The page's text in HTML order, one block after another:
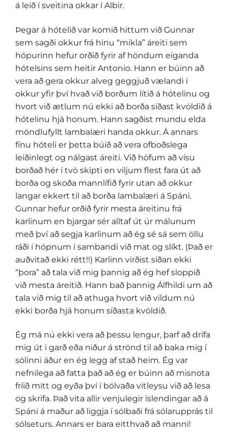
á leið í sveitina okkar í Albir.
Þegar á hótelið var komið hittum við Gunnar
sem sagði okkur frá hinu “mikla” áreiti sem
hópurinn hefur orðið fyrir af höndum eiganda
hótelsins sem heitir Antonio. Hann er búinn að
vera að gera okkur alveg geggjuð vælandi í
okkur yfir því hvað við borðum lítið á hótelinu og
hvort við ætlum nú ekki að borða síðast kvöldið á
hótelinu hjá honum. Hann sagðist mundu elda
möndlufyllt lambalæri handa okkur. Á annars
fínu hóteli er þetta búið að vera ofboðslega
leiðinlegt og nálgast áreiti. Við höfum að vísu
borðað hér í tvö skipti en viljum flest fara út að
borða og skoða mannlífið fyrir utan að okkur
langar ekkert til að borða lambalæri á Spáni.
Gunnar hefur orðið fyrir mesta áreitinu frá
karlinum en bjargar sér alltaf út úr málunum
með því að segja karlinum að ég sé sá sem öllu
ráði í hópnum í sambandi við mat og slíkt. (Það er
auðvitað ekki rétt!!) Karlinn virðist síðan ekki
“þora” að tala við mig þannig að ég hef sloppið
við mesta áreitið. Hann bað þannig Álfhildi um að
tala við mig til að athuga hvort við vildum nú
ekki borða hjá honum síðasta kvöldið.
Ég má nú ekki vera að þessu lengur, þarf að drífa
mig út i garð eða niður á strönd til að baka mig í
sólinni áður en ég legg af stað heim. Ég var
nefnilega að fatta það að ég er búinn að misnota
fríið mitt og eyða því í bölvaða vitleysu við að lesa
og skrifa. Það vita allir venjulegir íslendingar að á
Spáni á maður að liggja í sólbaði frá sólarupprás til
sólseturs. Annars er bara eitthvað að manni!